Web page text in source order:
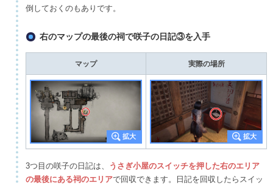
倒しておくのもありです。
右のマップの最後の祠で咲子の日記③を入手
マップ 実際の場所
3つ目の咲子の日記は、
うさぎ小屋のスイッチを押した右のエリア
の最後にある祠のエリアで回収できます。日記を回収したらスイッ